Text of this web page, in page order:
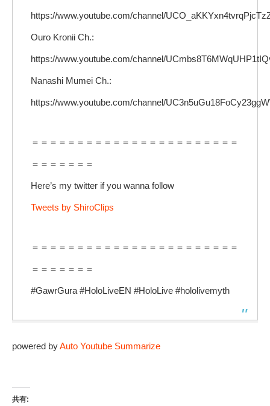
https://www.youtube.com/channel/
Ouro Kronii Ch.:
https://www.youtube.com/channel/
Nanashi Mumei Ch.:
https://www.youtube.com/channel/
＝＝＝＝＝＝＝＝＝＝＝＝＝＝＝＝＝＝＝＝＝＝＝
＝＝＝＝＝＝＝
Here’s my twitter if you wanna follow
Tweets by ShiroClips
＝＝＝＝＝＝＝＝＝＝＝＝＝＝＝＝＝＝＝＝＝＝＝
＝＝＝＝＝＝＝
#GawrGura #HoloLiveEN #HoloLive #hololivemyth
powered byAuto Youtube Summarize
共有: